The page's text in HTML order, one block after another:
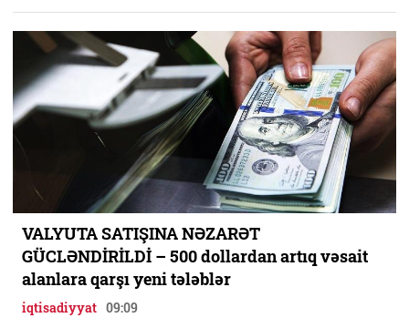
VALYUTA SATIŞINA NƏZARƏT
GÜCLƏNDİRİLDİ – 500 dollardan artıq vəsait
alanlara qarşı yeni tələblər
iqtisadiyyat 09:09